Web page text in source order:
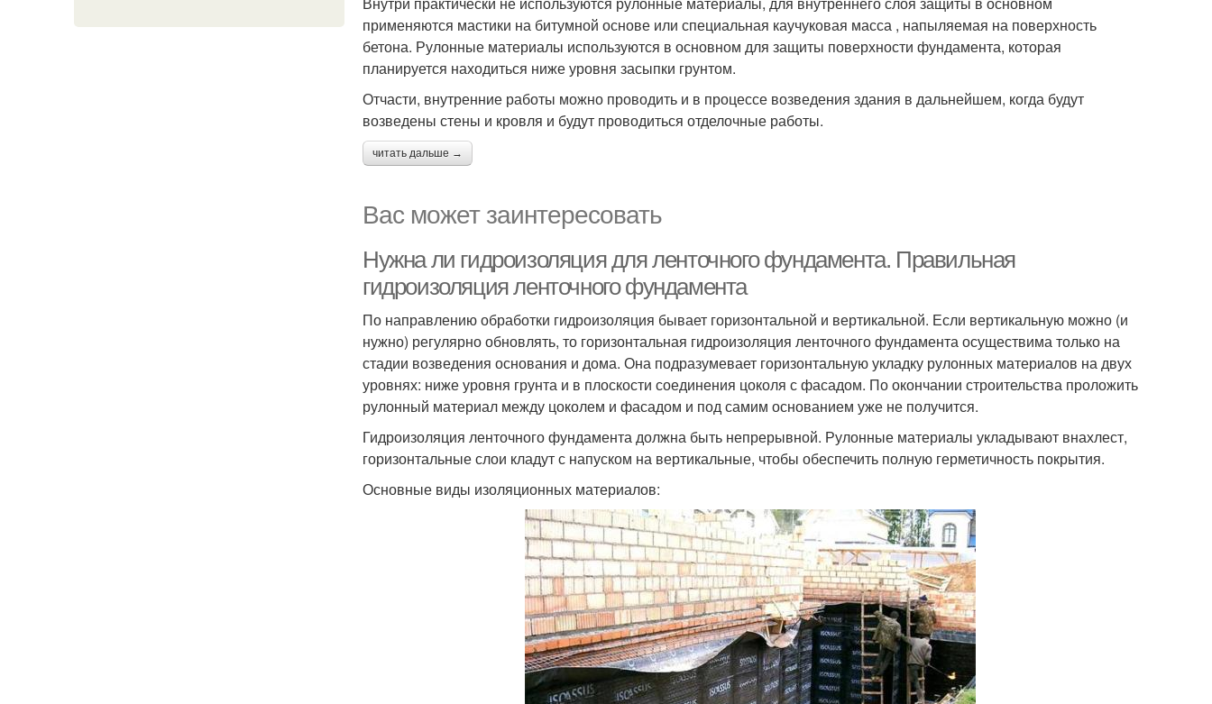
применяются мастики на битумной основе или специальная каучуковая масса , напыляемая на поверхность
бетона. Рулонные материалы используются в основном для защиты поверхности фундамента, которая
планируется находиться ниже уровня засыпки грунтом.
Отчасти, внутренние работы можно проводить и в процессе возведения здания в дальнейшем, когда будут
возведены стены и кровля и будут проводиться отделочные работы.
читать дальше →
Вас может заинтересовать
Нужна ли гидроизоляция для ленточного фундамента. Правильная
гидроизоляция ленточного фундамента
По направлению обработки гидроизоляция бывает горизонтальной и вертикальной. Если вертикальную можно (и
нужно) регулярно обновлять, то горизонтальная гидроизоляция ленточного фундамента осуществима только на
стадии возведения основания и дома. Она подразумевает горизонтальную укладку рулонных материалов на двух
уровнях: ниже уровня грунта и в плоскости соединения цоколя с фасадом. По окончании строительства проложить
рулонный материал между цоколем и фасадом и под самим основанием уже не получится.
Гидроизоляция ленточного фундамента должна быть непрерывной. Рулонные материалы укладывают внахлест,
горизонтальные слои кладут с напуском на вертикальные, чтобы обеспечить полную герметичность покрытия.
Основные виды изоляционных материалов: